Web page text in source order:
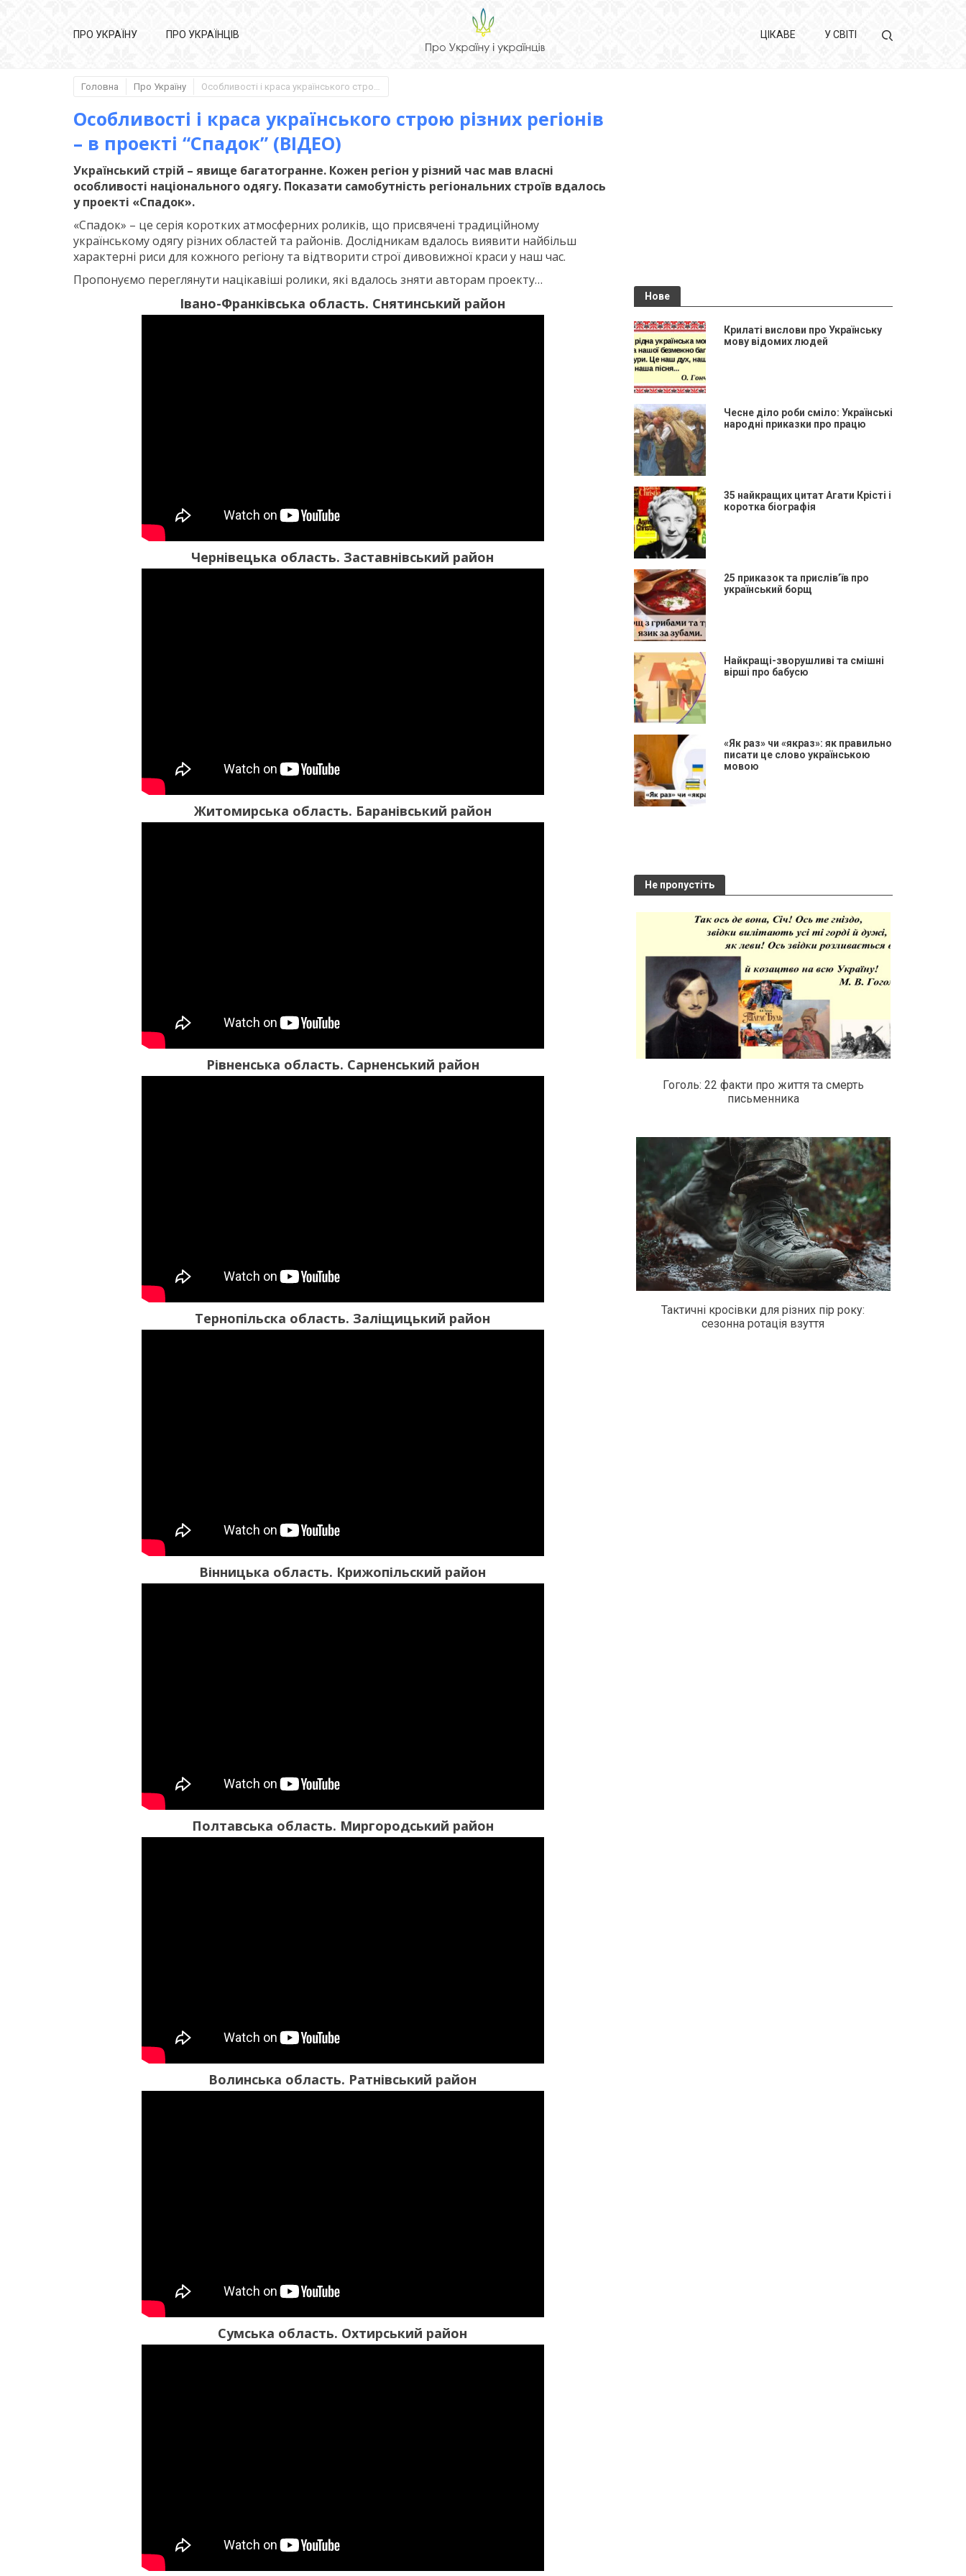
ПРО УКРАЇНУ ПРО УКРАЇНЦІВ ЦІКАВЕ У СВІТІ
Головна Про Україну Особливості і краса українського строю різних регіонів – в проекті “Спадок” (ВІДЕО)
Особливості і краса українського строю різних регіонів
– в проекті “Спадок” (ВІДЕО)
Український стрій – явище багатогранне. Кожен регіон у різний час мав власні
особливості національного одягу. Показати самобутність регіональних строїв вдалось
у проекті «Спадок».
«Спадок» – це серія коротких атмосферних роликів, що присвячені традиційному
українському одягу різних областей та районів. Дослідникам вдалось виявити найбільш
характерні риси для кожного регіону та відтворити строї дивовижної краси у наш час.
Пропонуємо переглянути націкавіші ролики, які вдалось зняти авторам проекту…
Івано-Франківська область. Снятинський район
Чернівецька область. Заставнівський район
Житомирська область. Баранівський район
Рівненська область. Сарненський район
Тернопільска область. Заліщицький район
Вінницька область. Крижопільский район
Полтавська область. Миргородський район
Волинська область. Ратнівський район
Сумська область. Охтирський район
Нове
Крилаті вислови про Українську
мову відомих людей
Чесне діло роби сміло: Українські
народні приказки про працю
35 найкращих цитат Агати Крісті і
коротка біографія
25 приказок та прислів’їв про
український борщ
Найкращі-зворушливі та смішні
вірші про бабусю
«Як раз» чи «якраз»: як правильно
писати це слово українською
мовою
Не пропустіть
Гоголь: 22 факти про життя та смерть
письменника
Тактичні кросівки для різних пір року:
сезонна ротація взуття